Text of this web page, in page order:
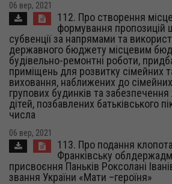
06 вер, 2021
112. Про створення
формування пропозицій
субвенції за напрямами та
державного бюджету місцевим
будівельно-ремонтні роботи,
приміщень для розвитку сімейних
виховання, наближених до
групових будинків та
дітей, позбавлених батьківського
числа
06 вер, 2021
113. Про подання
Франківську
присвоєння Паньків Роксолані
звання України «Мати –героїня»